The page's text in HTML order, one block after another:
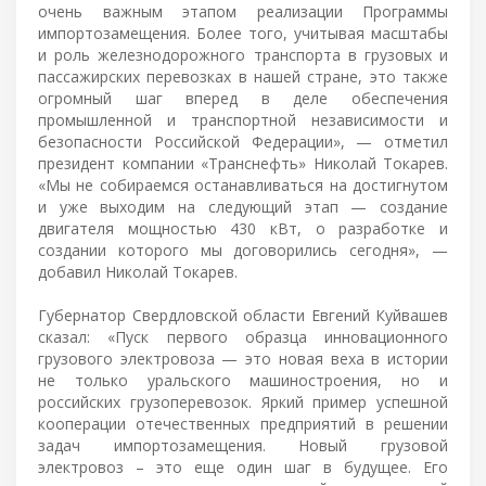
очень важным этапом реализации Программы
импортозамещения. Более того, учитывая масштабы
и роль железнодорожного транспорта в грузовых и
пассажирских перевозках в нашей стране, это также
огромный шаг вперед в деле обеспечения
промышленной и транспортной независимости и
безопасности Российской Федерации», — отметил
президент компании «Транснефть» Николай Токарев.
«Мы не собираемся останавливаться на достигнутом
и уже выходим на следующий этап — создание
двигателя мощностью 430 кВт, о разработке и
создании которого мы договорились сегодня», —
добавил Николай Токарев.
Губернатор Свердловской области Евгений Куйвашев
сказал: «Пуск первого образца инновационного
грузового электровоза — это новая веха в истории
не только уральского машиностроения, но и
российских грузоперевозок. Яркий пример успешной
кооперации отечественных предприятий в решении
задач импортозамещения. Новый грузовой
электровоз – это еще один шаг в будущее. Его